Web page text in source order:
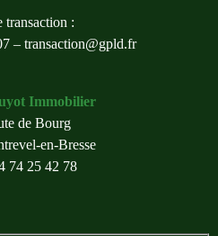
transaction :
– transaction@gpld.fr
Immobilier
de Bourg
en-Bresse
74 25 42 78